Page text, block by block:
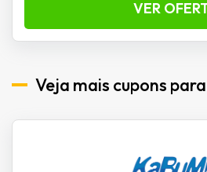
VER
Veja mais cupons